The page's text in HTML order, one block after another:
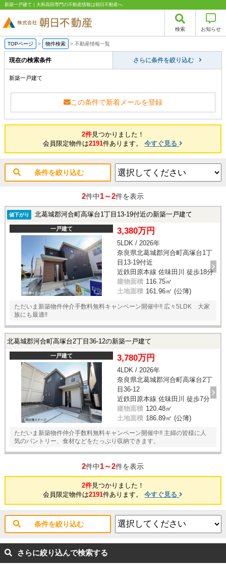
新築一戸建て｜大和高田専門の不動産情報は朝日不動産へ
検索 お知らせ
TOPページ > 物件検索 > 不動産情報一覧
現在の検索条件 さらに条件を絞り込む
新築一戸建て
この条件で新着メールを登録
2件見つかりました！
会員限定物件は2191件あります。今すぐ見る
条件を絞り込む
2件中1～2件を表示
値下がり 北葛城郡河合町高塚台1丁目13-19付近の新築一戸建て
一戸建て 3,380万円
5LDK / 2026年
奈良県北葛城郡河合町高塚台1丁
目13-19付近
近鉄田原本線 佐味田川 徒歩18分
建物面積 116.75㎡
土地面積 161.96㎡ (公簿)
ただいま新築物件仲介手数料無料キャンペーン開催中!! 広々5LDK 大家
族にも最適!!
北葛城郡河合町高塚台2丁目36-12の新築一戸建て
一戸建て 3,780万円
4LDK / 2026年
奈良県北葛城郡河合町高塚台2丁
目36-12
近鉄田原本線 佐味田川 徒歩7分
建物面積 120.48㎡
土地面積 186.89㎡ (公簿)
ただいま新築物件仲介手数料無料キャンペーン開催中!! 主婦の皆様に人
気のパントリー、食材などをたっぷり収納できます。
2件中1～2件を表示
2件見つかりました！
会員限定物件は2191件あります。今すぐ見る
条件を絞り込む
さらに絞り込んで検索する